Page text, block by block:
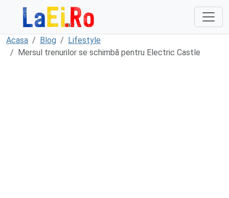
Sari la continut
Acasa Blog
Lifestyle
Mersul trenurilor se schimbă pentru Electric Castle